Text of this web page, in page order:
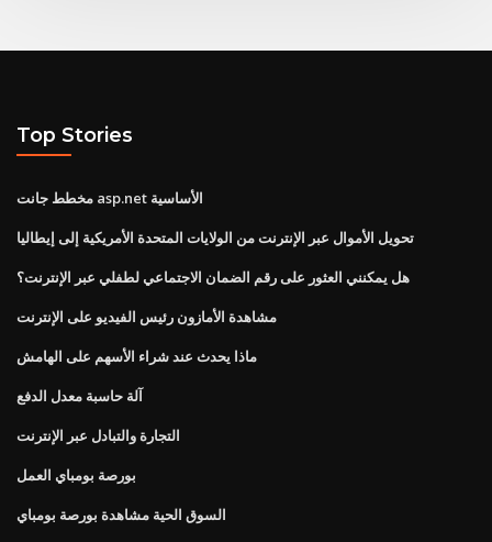
Top Stories
مخطط جانت asp.net الأساسية
تحويل الأموال عبر الإنترنت من الولايات المتحدة الأمريكية إلى إيطاليا
هل يمكنني العثور على رقم الضمان الاجتماعي لطفلي عبر الإنترنت؟
مشاهدة الأمازون رئيس الفيديو على الإنترنت
ماذا يحدث عند شراء الأسهم على الهامش
آلة حاسبة معدل الدفع
التجارة والتبادل عبر الإنترنت
بورصة بومباي العمل
السوق الحية مشاهدة بورصة بومباي